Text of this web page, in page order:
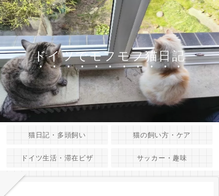
ドイツでモフモフ猫日記
猫日記・多頭飼い 猫の飼い方・ケア
ドイツ生活・滞在ビザ サッカー・趣味